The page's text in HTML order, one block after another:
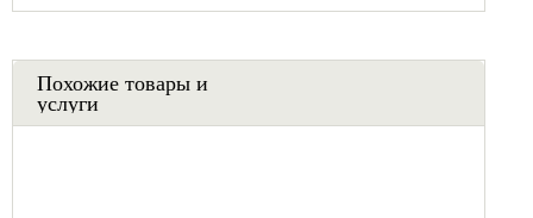
Похожие товары и
услуги